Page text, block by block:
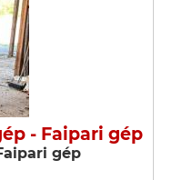
- Faipari gép
gép